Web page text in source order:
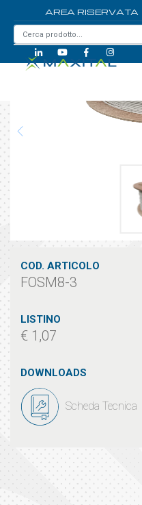
AREA RISERVATA
COD. ARTICOLO
FOSM8-3
LISTINO
€ 1,07
DOWNLOADS
Scheda Tecnica